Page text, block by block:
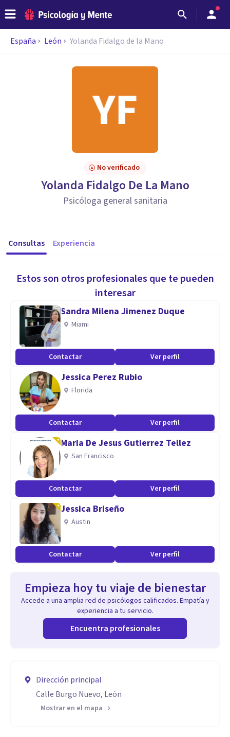
España León Yolanda Fidalgo de la Mano
No verificado
Yolanda Fidalgo De La Mano
Psicóloga general sanitaria
Consultas Experiencia
Estos son otros profesionales que te pueden
interesar
Sandra Milena Jimenez Duque
Miami
Contactar Ver perfil
Jessica Perez Rubio
Florida
Contactar Ver perfil
Maria De Jesus Gutierrez Tellez
San Francisco
Contactar Ver perfil
Jessica Briseño
Austin
Contactar Ver perfil
Empieza hoy tu viaje de bienestar
Accede a una amplia red de psicólogos calificados. Empatía y
experiencia a tu servicio.
Encuentra profesionales
Dirección principal
Calle Burgo Nuevo, León
Mostrar en el mapa